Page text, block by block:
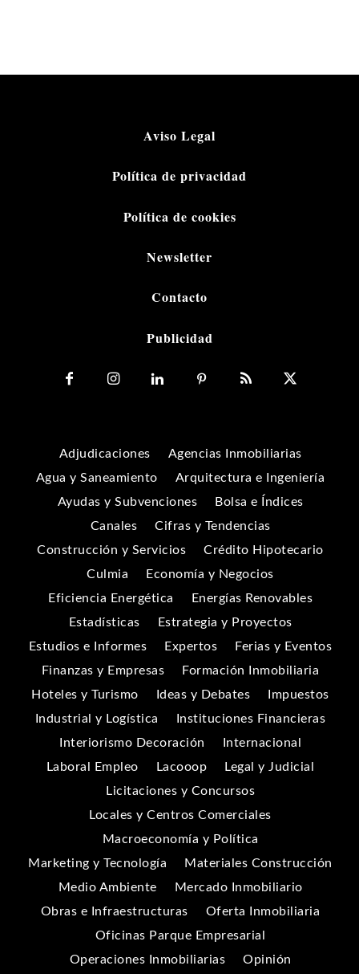
Aviso Legal
Política de privacidad
Política de cookies
Newsletter
Contacto
Publicidad
Adjudicaciones
Agencias Inmobiliarias
Agua y Saneamiento
Arquitectura e Ingeniería
Ayudas y Subvenciones
Bolsa e Índices
Canales
Cifras y Tendencias
Construcción y Servicios
Crédito Hipotecario
Culmia
Economía y Negocios
Eficiencia Energética
Energías Renovables
Estadísticas
Estrategia y Proyectos
Estudios e Informes
Expertos
Ferias y Eventos
Finanzas y Empresas
Formación Inmobiliaria
Hoteles y Turismo
Ideas y Debates
Impuestos
Industrial y Logística
Instituciones Financieras
Interiorismo Decoración
Internacional
Laboral Empleo
Lacooop
Legal y Judicial
Licitaciones y Concursos
Locales y Centros Comerciales
Macroeconomía y Política
Marketing y Tecnología
Materiales Construcción
Medio Ambiente
Mercado Inmobiliario
Obras e Infraestructuras
Oferta Inmobiliaria
Oficinas Parque Empresarial
Operaciones Inmobiliarias
Opinión